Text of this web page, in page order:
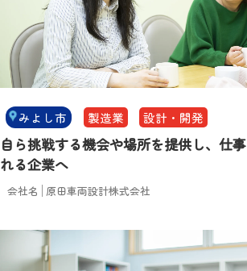
みよし市 製造業 設計・開発
自ら挑戦する機会や場所を提供し、仕
れる企業へ
会社名 原田車両設計株式会社